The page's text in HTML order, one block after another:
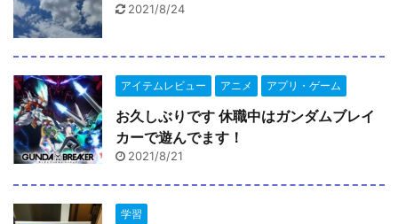
2021/8/24
アイテムレビュー アニメ アプリ・ゲーム
お久しぶりです 休職中はガンダムブレイ
カーで遊んでます！
2021/8/21
学習